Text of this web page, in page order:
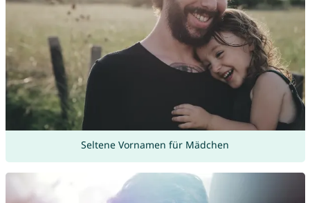
Seltene Vornamen für Mädchen